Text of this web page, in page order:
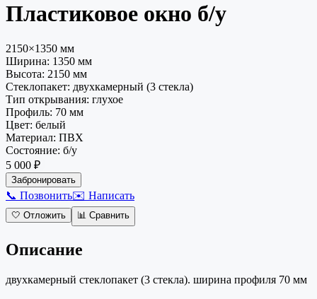
Пластиковое окно б/у
2150×1350 мм
Ширина: 1350 мм
Высота: 2150 мм
Стеклопакет: двухкамерный (3 стекла)
Тип открывания: глухое
Профиль: 70 мм
Цвет: белый
Материал: ПВХ
Состояние: б/у
5 000 ₽
Забронировать
📞 Позвонить✉️ Написать
🤍 Отложить 📊 Сравнить
Описание
двухкамерный стеклопакет (3 стекла). ширина профиля 70 мм